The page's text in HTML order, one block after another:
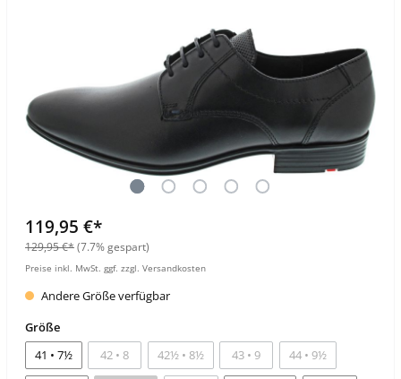
119,95 €*
129,95 €*(7.7% gespart)
Preise inkl. MwSt. ggf. zzgl. Versandkosten
Andere Größe verfügbar
Größe
41 • 7½
42 • 8 42½ • 8½ 43 • 9 44 • 9½